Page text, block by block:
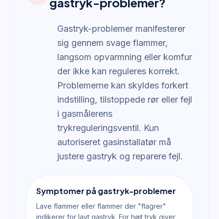
Gastryk-problemer manifesterer
sig gennem svage flammer,
langsom opvarmning eller komfur
der ikke kan reguleres korrekt.
Problemerne kan skyldes forkert
indstilling, tilstoppede rør eller fejl
i gasmålerens
trykreguleringsventil. Kun
autoriseret gasinstallatør må
justere gastryk og reparere fejl.
Symptomer på gastryk-problemer
Lave flammer eller flammer der "flagrer"
indikerer for lavt gastryk. For højt tryk giver